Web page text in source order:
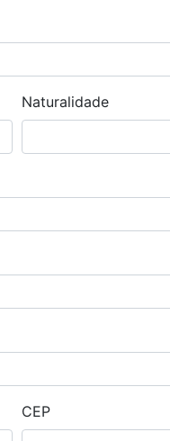
Naturalidade
CEP